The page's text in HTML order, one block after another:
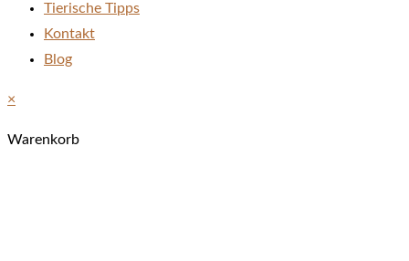
Tierische Tipps
Kontakt
Blog
×
Warenkorb